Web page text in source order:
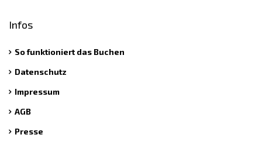
Infos
So funktioniert das Buchen
Datenschutz
Impressum
AGB
Presse